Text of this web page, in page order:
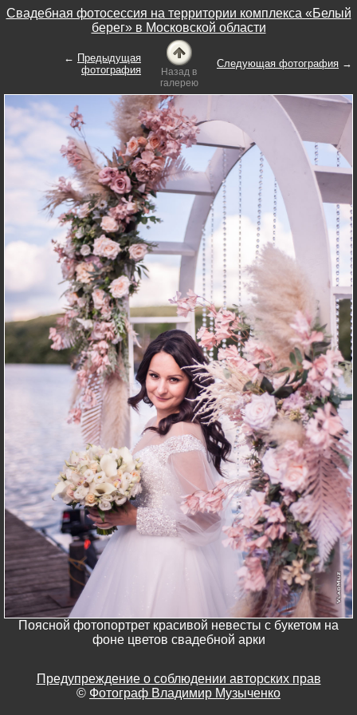
Свадебная фотосессия на территории комплекса «Белый
берег» в Московской области
← Предыдущая
фотография
Назад в
галерею
Следующая фотография →
Поясной фотопортрет красивой невесты с букетом на
фоне цветов свадебной арки
Предупреждение о соблюдении авторских прав
© Фотограф Владимир Музыченко